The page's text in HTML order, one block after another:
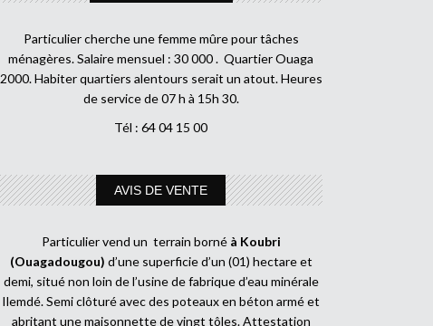
Particulier cherche une femme mûre pour tâches
ménagères. Salaire mensuel : 30 000 . Quartier Ouaga
2000. Habiter quartiers alentours serait un atout. Heures
de service de 07 h à 15h 30.
Tél : 64 04 15 00
AVIS DE VENTE
Particulier vend un terrain borné à Koubri
(Ouagadougou) d’une superficie d’un (01) hectare et
demi, situé non loin de l’usine de fabrique d’eau minérale
Ilemdé. Semi clôturé avec des poteaux en béton armé et
abritant une maisonnette de vingt tôles. Attestation